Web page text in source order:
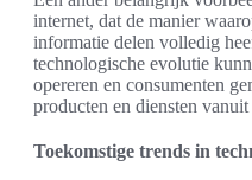
internet, dat de manier
informatie delen volledig
technologische evolutie
opereren en consumenten
producten en diensten
Toekomstige trends in